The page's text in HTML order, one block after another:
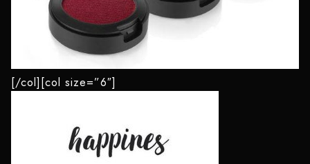
[/col][col size=”6″]